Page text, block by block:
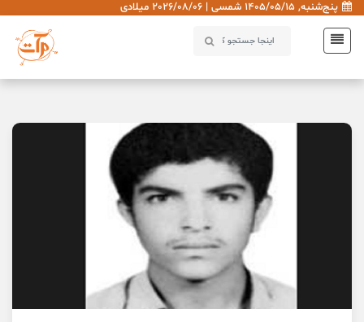
پنج‌شنبه, 1405/05/15 شمسی | 2026/08/06 میلادی